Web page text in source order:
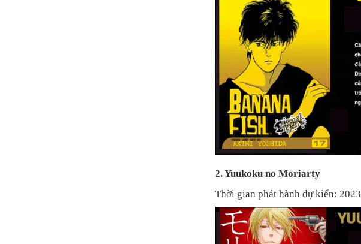
2. Yuukoku no Moriarty
Thời gian phát hành dự kiến: 2023